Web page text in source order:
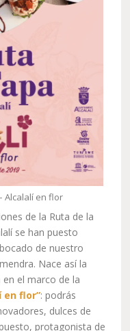
Alcalalí en flor
de la Ruta de la
se han puesto
de nuestro
Nace así la
en el marco de la
en flor”: podrás
dulces de
protagonista de